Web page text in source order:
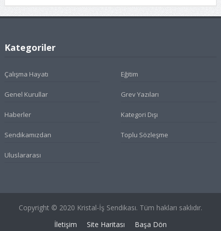
Kategoriler
Çalışma Hayatı Eğitim
Genel Kurullar Grev Yazıları
Haberler Kategori Dışı
Sendikamızdan Toplu Sözleşme
Uluslararası
Copyright © 2020 Kristal-İş Sendikası. Tüm hakları saklıdır.
İletişim
Site Haritası Başa Dön